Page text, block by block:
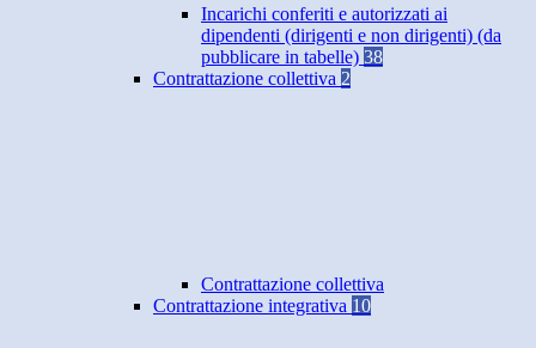
Incarichi conferiti e autorizzati ai
dipendenti (dirigenti e non dirigenti) (da
pubblicare in tabelle) 38
Contrattazione collettiva 2
Contrattazione collettiva
Contrattazione integrativa 10